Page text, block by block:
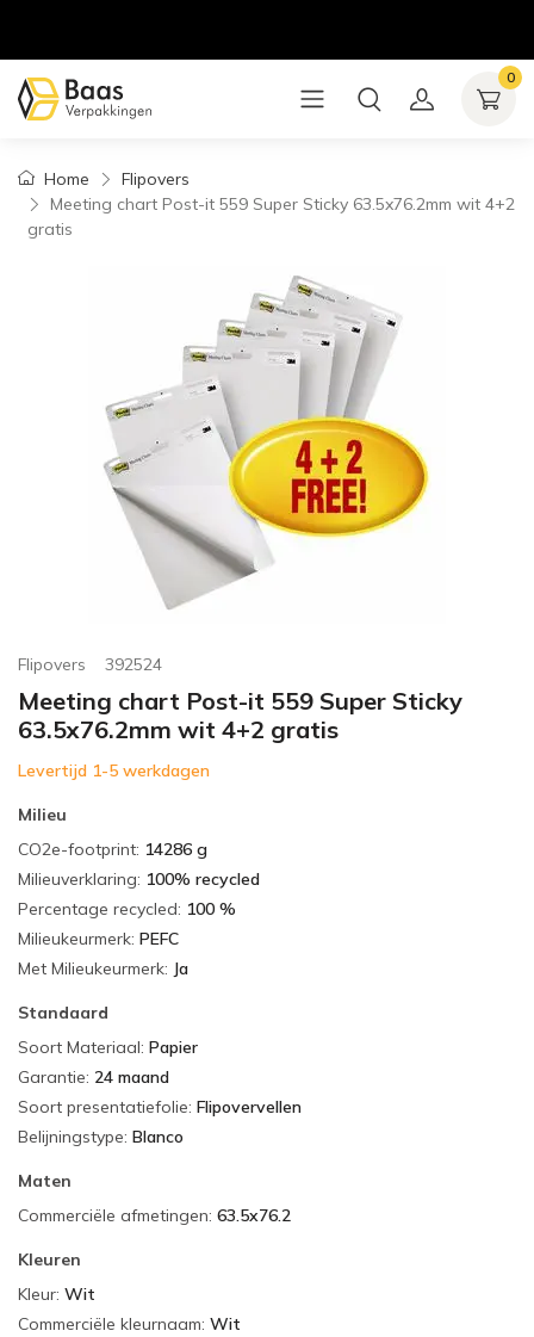
0
Home
Flipovers
Meeting chart Post-it 559 Super Sticky 63.5x76.2mm wit 4+2
gratis
Flipovers 392524
Meeting chart Post-it 559 Super Sticky
63.5x76.2mm wit 4+2 gratis
Levertijd 1-5 werkdagen
Milieu
CO2e-footprint: 14286 g
Milieuverklaring: 100% recycled
Percentage recycled: 100 %
Milieukeurmerk: PEFC
Met Milieukeurmerk: Ja
Standaard
Soort Materiaal: Papier
Garantie: 24 maand
Soort presentatiefolie: Flipovervellen
Belijningstype: Blanco
Maten
Commerciële afmetingen: 63.5x76.2
Kleuren
Kleur: Wit
Commerciële kleurnaam: Wit